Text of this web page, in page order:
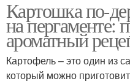
Картошка по-
на пергаменте:
ароматный
Картофель – это один из
который можно